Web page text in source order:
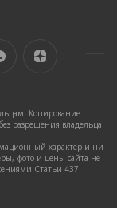
Копирование
разрешения владельца
характер и ни
фото и цены сайта не
Статьи 437